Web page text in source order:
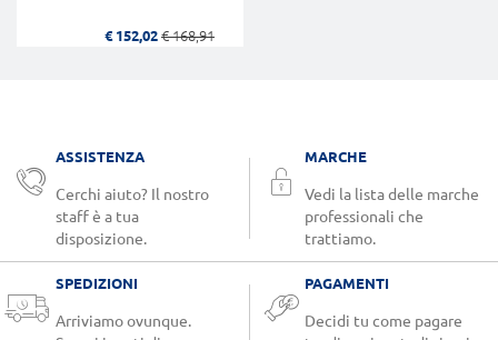
€ 152,02 € 168,91
ASSISTENZA
Cerchi aiuto? Il nostro
staff è a tua
disposizione.
MARCHE
Vedi la lista delle marche
professionali che
trattiamo.
SPEDIZIONI
Arriviamo ovunque.
PAGAMENTI
Decidi tu come pagare